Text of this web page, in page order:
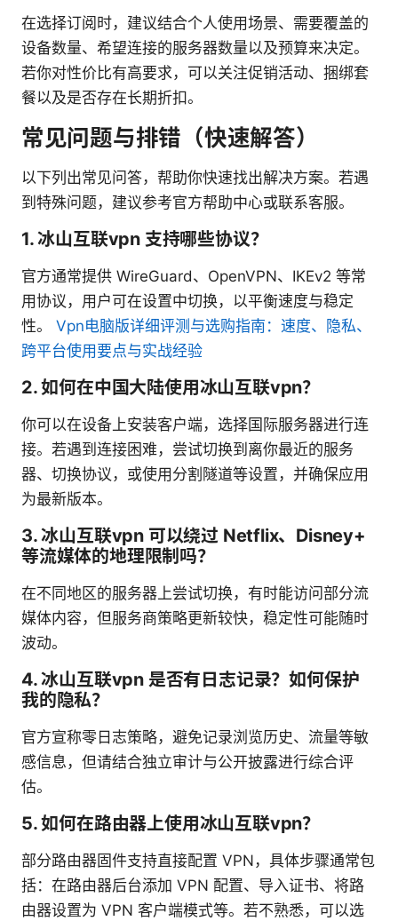
在选择订阅时，建议结合个人使用场景、需要覆盖的
设备数量、希望连接的服务器数量以及预算来决定。
若你对性价比有高要求，可以关注促销活动、捆绑套
餐以及是否存在长期折扣。
常见问题与排错（快速解答）
以下列出常见问答，帮助你快速找出解决方案。若遇
到特殊问题，建议参考官方帮助中心或联系客服。
1. 冰山互联vpn 支持哪些协议？
官方通常提供 WireGuard、OpenVPN、IKEv2 等常
用协议，用户可在设置中切换，以平衡速度与稳定
性。 Vpn电脑版详细评测与选购指南：速度、隐私、
跨平台使用要点与实战经验
2. 如何在中国大陆使用冰山互联vpn？
你可以在设备上安装客户端，选择国际服务器进行连
接。若遇到连接困难，尝试切换到离你最近的服务
器、切换协议，或使用分割隧道等设置，并确保应用
为最新版本。
3. 冰山互联vpn 可以绕过 Netflix、Disney+
等流媒体的地理限制吗？
在不同地区的服务器上尝试切换，有时能访问部分流
媒体内容，但服务商策略更新较快，稳定性可能随时
波动。
4. 冰山互联vpn 是否有日志记录？如何保护
我的隐私？
官方宣称零日志策略，避免记录浏览历史、流量等敏
感信息，但请结合独立审计与公开披露进行综合评
估。
5. 如何在路由器上使用冰山互联vpn？
部分路由器固件支持直接配置 VPN，具体步骤通常包
括：在路由器后台添加 VPN 配置、导入证书、将路
由器设置为 VPN 客户端模式等。若不熟悉，可以选